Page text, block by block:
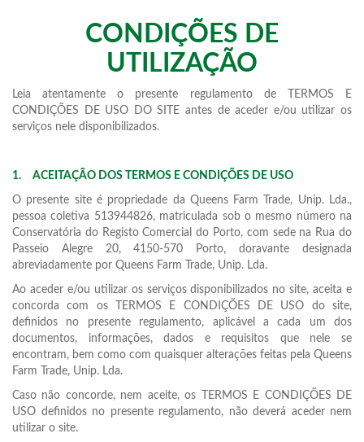
CONDIÇÕES DE
UTILIZAÇÃO
Leia atentamente o presente regulamento de TERMOS E
CONDIÇÕES DE USO DO SITE antes de aceder e/ou utilizar os
serviços nele disponibilizados.
1. ACEITAÇÃO DOS TERMOS E CONDIÇÕES DE USO
O presente site é propriedade da Queens Farm Trade, Unip. Lda.,
pessoa coletiva 513944826, matriculada sob o mesmo número na
Conservatória do Registo Comercial do Porto, com sede na Rua do
Passeio Alegre 20, 4150-570 Porto, doravante designada
abreviadamente por Queens Farm Trade, Unip. Lda.
Ao aceder e/ou utilizar os serviços disponibilizados no site, aceita e
concorda com os TERMOS E CONDIÇÕES DE USO do site,
definidos no presente regulamento, aplicável a cada um dos
documentos, informações, dados e requisitos que nele se
encontram, bem como com quaisquer alterações feitas pela Queens
Farm Trade, Unip. Lda.
Caso não concorde, nem aceite, os TERMOS E CONDIÇÕES DE
USO definidos no presente regulamento, não deverá aceder nem
utilizar o site.